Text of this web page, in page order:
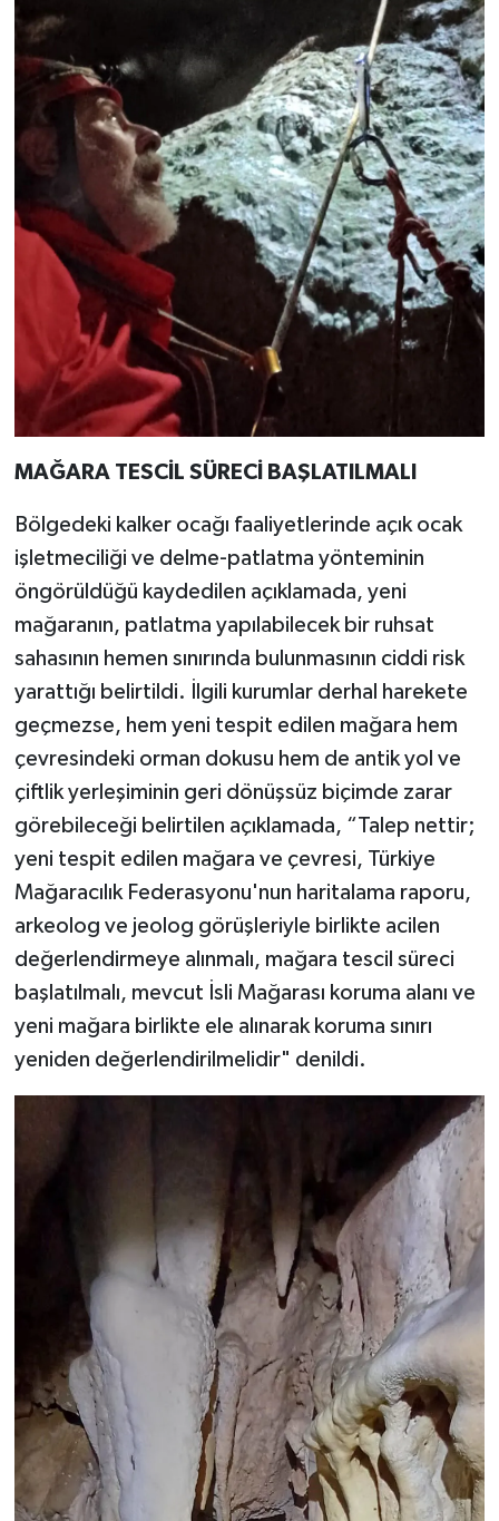
MAĞARA TESCİL SÜRECİ BAŞLATILMALI
Bölgedeki kalker ocağı faaliyetlerinde açık ocak
işletmeciliği ve delme-patlatma yönteminin
öngörüldüğü kaydedilen açıklamada, yeni
mağaranın, patlatma yapılabilecek bir ruhsat
sahasının hemen sınırında bulunmasının ciddi risk
yarattığı belirtildi. İlgili kurumlar derhal harekete
geçmezse, hem yeni tespit edilen mağara hem
çevresindeki orman dokusu hem de antik yol ve
çiftlik yerleşiminin geri dönüşsüz biçimde zarar
görebileceği belirtilen açıklamada, “Talep nettir;
yeni tespit edilen mağara ve çevresi, Türkiye
Mağaracılık Federasyonu'nun haritalama raporu,
arkeolog ve jeolog görüşleriyle birlikte acilen
değerlendirmeye alınmalı, mağara tescil süreci
başlatılmalı, mevcut İsli Mağarası koruma alanı ve
yeni mağara birlikte ele alınarak koruma sınırı
yeniden değerlendirilmelidir" denildi.